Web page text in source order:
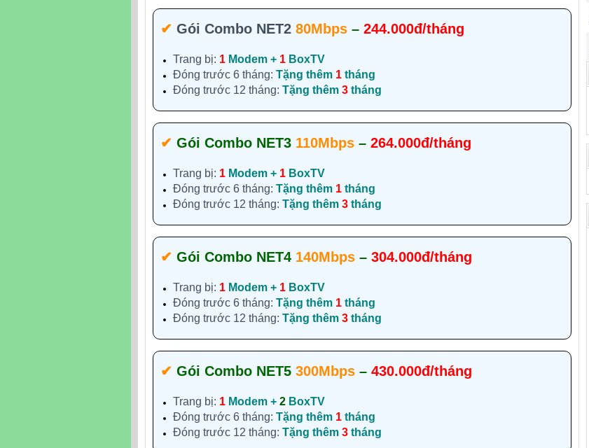
✔‎ Gói Combo NET2 80Mbps – 244.000đ/tháng
Trang bị: 1 Modem + 1 BoxTV
Đóng trước 6 tháng: Tặng thêm 1 tháng
Đóng trước 12 tháng: Tặng thêm 3 tháng
✔‎ Gói Combo NET3 110Mbps – 264.000đ/tháng
Trang bị: 1 Modem + 1 BoxTV
Đóng trước 6 tháng: Tặng thêm 1 tháng
Đóng trước 12 tháng: Tặng thêm 3 tháng
✔‎ Gói Combo NET4 140Mbps – 304.000đ/tháng
Trang bị: 1 Modem + 1 BoxTV
Đóng trước 6 tháng: Tặng thêm 1 tháng
Đóng trước 12 tháng: Tặng thêm 3 tháng
✔‎ Gói Combo NET5 300Mbps – 430.000đ/tháng
Trang bị: 1 Modem + 2 BoxTV
Đóng trước 6 tháng: Tặng thêm 1 tháng
Đóng trước 12 tháng: Tặng thêm 3 tháng